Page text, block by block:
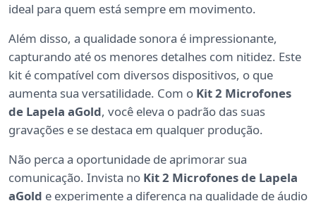
ideal para quem está sempre em movimento.
Além disso, a qualidade sonora é impressionante,
capturando até os menores detalhes com nitidez. Este
kit é compatível com diversos dispositivos, o que
aumenta sua versatilidade. Com o Kit 2 Microfones
de Lapela aGold, você eleva o padrão das suas
gravações e se destaca em qualquer produção.
Não perca a oportunidade de aprimorar sua
comunicação. Invista no Kit 2 Microfones de Lapela
aGold e experimente a diferença na qualidade de áudio